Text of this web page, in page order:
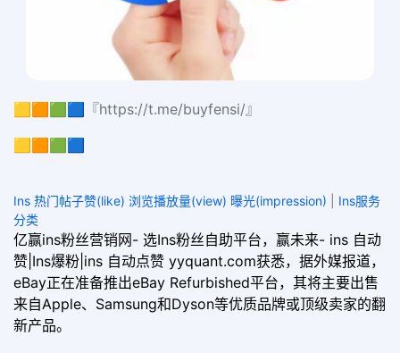
🟨🟧🟩🟦『https://t.me/buyfensi/』
🟨🟧🟩🟦
Ins 热门帖子赞(like) 浏览播放量(view) 曝光(impression)
Ins服务
分类
亿赢ins粉丝营销网- 选Ins粉丝自助平台，赢未来- ins 自动
赞|Ins爆粉|ins 自动点赞 yyquant.com获悉，据外媒报道，
eBay正在准备推出eBay Refurbished平台，其将主要出售
来自Apple、Samsung和Dyson等优质品牌或顶级卖家的翻
新产品。